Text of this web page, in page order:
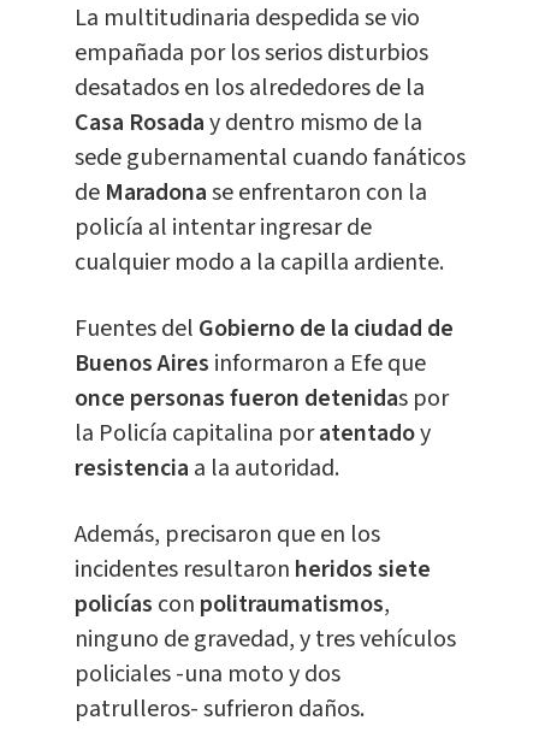
La multitudinaria despedida se vio
empañada por los serios disturbios
desatados en los alrededores de la
Casa Rosaday dentro mismo de la
sede gubernamental cuando fanáticos
de Maradonase enfrentaron con la
policía al intentar ingresar de
cualquier modo a la capilla ardiente.
Fuentes del Gobierno de la ciudad de
Buenos Aires informaron a Efe que
once personas fueron detenidas por
la Policía capitalina poratentadoy
resistencia a la autoridad.
Además, precisaron que en los
incidentes resultaron heridos siete
policías con politraumatismos,
ninguno de gravedad, y tres vehículos
policiales -una moto y dos
patrulleros- sufrieron daños.